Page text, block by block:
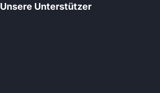
Unsere Unterstützer